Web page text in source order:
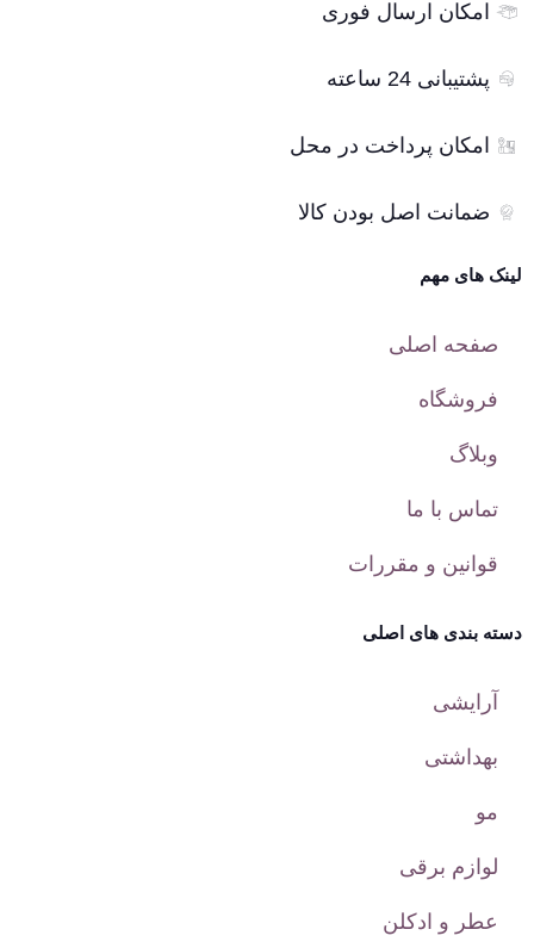
امکان ارسال فوری
پشتیبانی 24 ساعته
امکان پرداخت در محل
ضمانت اصل بودن کالا
لینک های مهم
صفحه اصلی
فروشگاه
وبلاگ
تماس با ما
قوانین و مقررات
دسته بندی های اصلی
آرایشی
بهداشتی
مو
لوازم برقی
عطر و ادکلن